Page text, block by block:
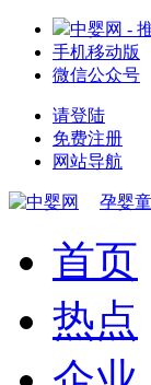
中婴网 -
手机移动版
微信公众号
请登陆
免费注册
网站导航
孕婴
首页
热点